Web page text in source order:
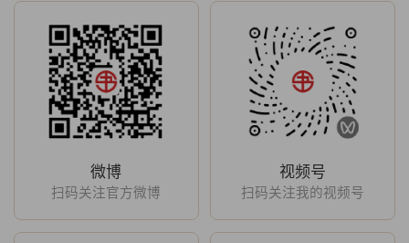
微博
扫码关注官方微博
视频号
扫码关注我的视频号